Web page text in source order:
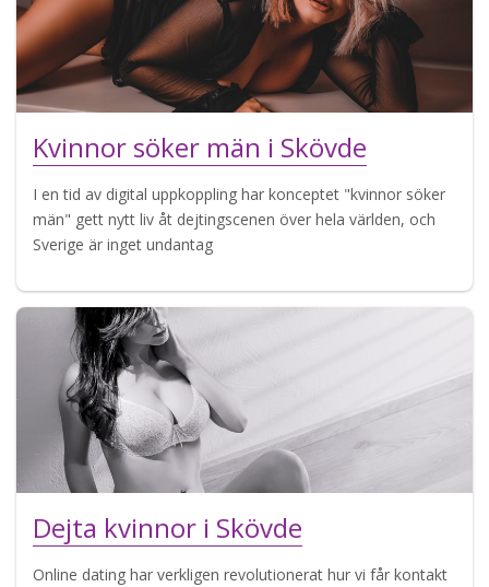
Kvinnor söker män i Skövde
I en tid av digital uppkoppling har konceptet "kvinnor söker
män" gett nytt liv åt dejtingscenen över hela världen, och
Sverige är inget undantag
Dejta kvinnor i Skövde
Online dating har verkligen revolutionerat hur vi får kontakt